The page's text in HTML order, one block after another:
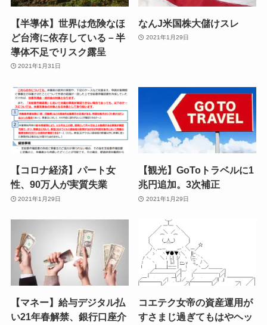
【半導体】世界は危険なほ
ど台湾に依存している－半
導体不足でリスク露呈
2021年1月31日
なんJ米国株大儲けスレ
2021年1月29日
【コロナ経済】パート女
性、90万人が実質失業
2021年1月29日
【観光】GoToトラベルに1
兆円追加。3次補正
2021年1月29日
【マネー】給与デジタル払
い21年春解禁、銀行口座介
コエテク女帝の資産運用が
すさまじ過ぎてもはやヘッ